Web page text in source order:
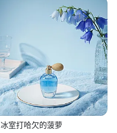
冰室打哈欠的菠萝